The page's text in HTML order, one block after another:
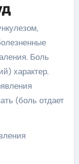
Боль
характер.
(боль отдает